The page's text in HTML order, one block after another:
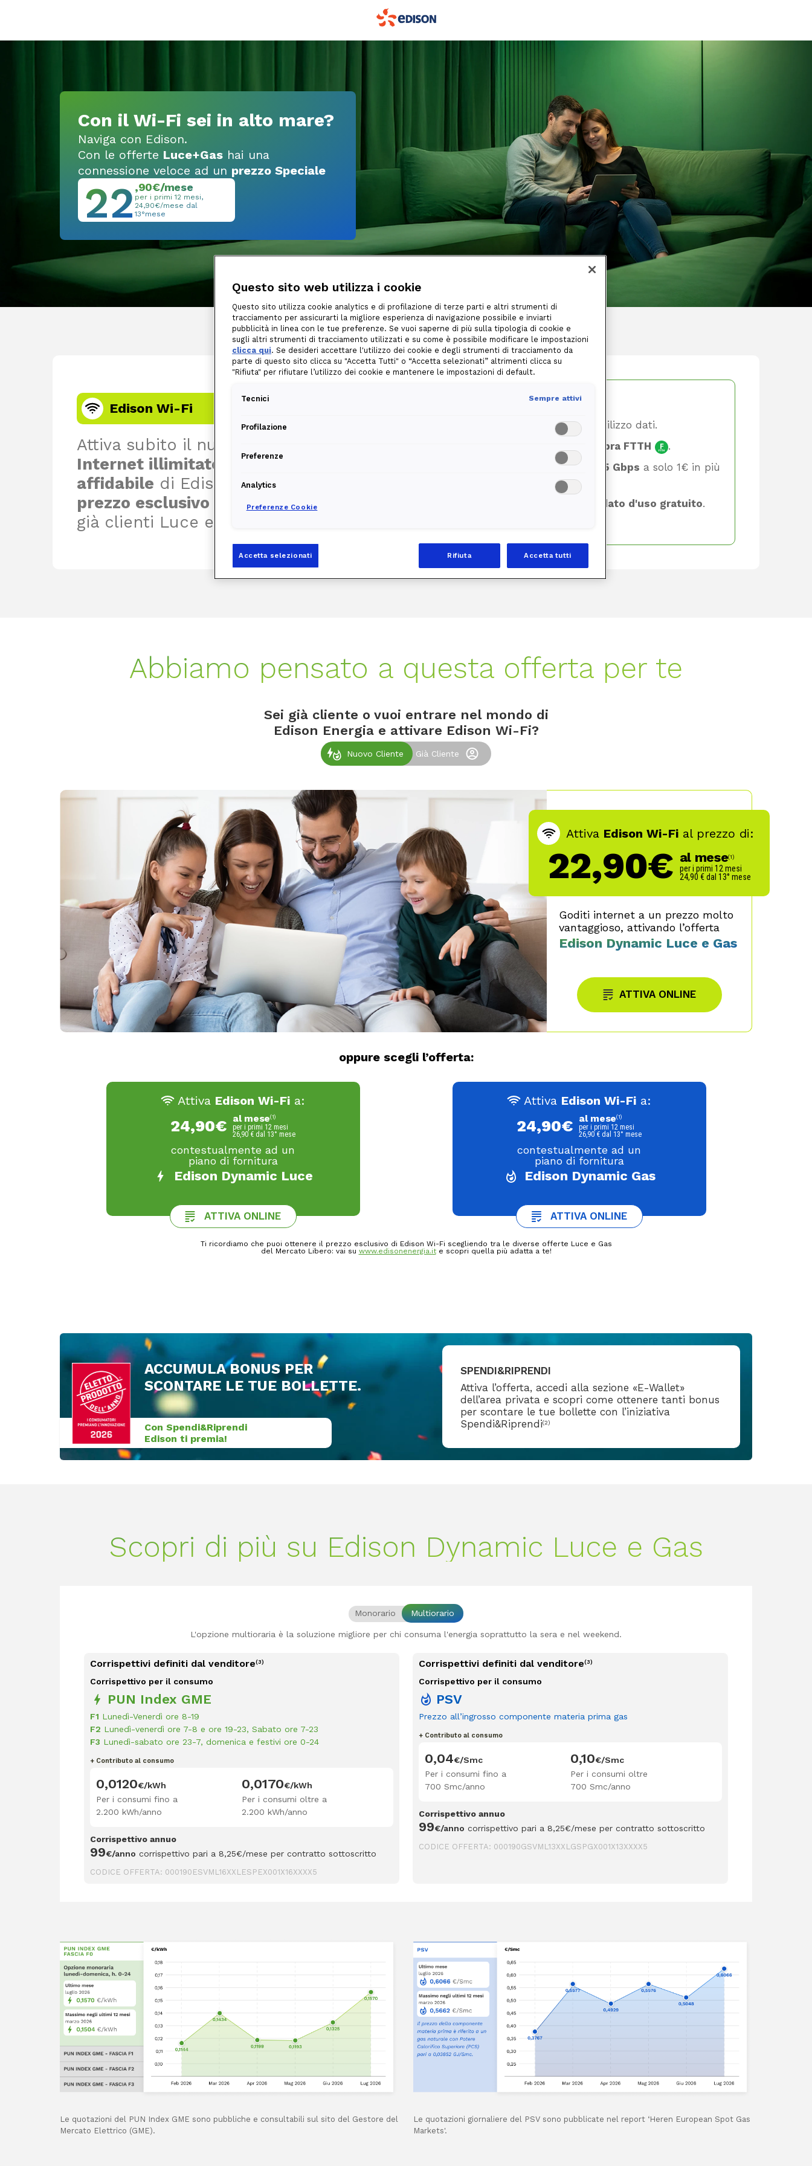
Con il Wi-Fi sei in alto mare?
Naviga con Edison.
Con le offerte Luce+Gas hai una
connessione veloce ad un prezzo Speciale
22 ,90€/mese
per i primi 12 mesi,
24,90€/mese dal
13°mese
Edison Wi-Fi
Attiva subito il nuovo
Internet illimitato
veloce e
affidabile di Edison, ad un
prezzo esclusivo per i nuovi e
già clienti Luce e Gas.
: nessun limite nell’utilizzo dati.
100% Fibra FTTH
.
Naviga alla massima velocità fino a 2,5 Gbps a solo 1€ in più
comodato d'uso gratuito.
Abbiamo pensato a questa offerta per te
Sei già cliente o vuoi entrare nel mondo di
Edison Energia e attivare Edison Wi-Fi?
Nuovo Cliente Già Cliente
Attiva Edison Wi-Fi al prezzo di:
22,90€ al mese(1)
per i primi 12 mesi
24,90 € dal 13° mese
Goditi internet a un prezzo molto
vantaggioso, attivando l’offerta
Edison Dynamic Luce e Gas
ATTIVA ONLINE
oppure scegli l’offerta:
Attiva Edison Wi-Fi a:
24,90€ al mese(1)
per i primi 12 mesi
26,90 € dal 13° mese
contestualmente ad un
piano di fornitura
Edison Dynamic Luce
ATTIVA ONLINE
Attiva Edison Wi-Fi a:
24,90€ al mese(1)
per i primi 12 mesi
26,90 € dal 13° mese
contestualmente ad un
piano di fornitura
Edison Dynamic Gas
ATTIVA ONLINE
Ti ricordiamo che puoi ottenere il prezzo esclusivo di Edison Wi-Fi scegliendo tra le diverse offerte Luce e Gas
del Mercato Libero: vai su www.edisonenergia.ite scopri quella più adatta a te!
ACCUMULA BONUS PER
SCONTARE LE TUE BOLLETTE.
Con Spendi&Riprendi
Edison ti premia!
SPENDI&RIPRENDI
Attiva l’offerta, accedi alla sezione «E-Wallet»
dell’area privata e scopri come ottenere tanti bonus
per scontare le tue bollette con l’iniziativa
Spendi&Riprendi(2)
Scopri di più su Edison Dynamic Luce e Gas
Monorario Multiorario
L'opzione multioraria è la soluzione migliore per chi consuma l'energia soprattutto la sera e nel weekend.
Corrispettivi definiti dal venditore(3)
Corrispettivo per il consumo
PUN Index GME
F1 Lunedì-Venerdì ore 8-19
F2 Lunedì-venerdì ore 7-8 e ore 19-23, Sabato ore 7-23
F3 Lunedì-sabato ore 23-7, domenica e festivi ore 0-24
+ Contributo al consumo
0,0120€/kWh
Per i consumi fino a
2.200 kWh/anno
0,0170€/kWh
Per i consumi oltre a
2.200 kWh/anno
Corrispettivo annuo
99€/anno corrispettivo pari a 8,25€/mese per contratto sottoscritto
CODICE OFFERTA: 000190ESVML16XXLESPEX001X16XXXX5
Corrispettivi definiti dal venditore(3)
Corrispettivo per il consumo
PSV
Prezzo all’ingrosso componente materia prima gas
+ Contributo al consumo
0,04€/Smc
Per i consumi fino a
700 Smc/anno
0,10€/Smc
Per i consumi oltre
700 Smc/anno
Corrispettivo annuo
99€/anno corrispettivo pari a 8,25€/mese per contratto sottoscritto
CODICE OFFERTA: 000190GSVML13XXLGSPGX001X13XXXX5
Le quotazioni del PUN Index GME sono pubbliche e consultabili sul sito del Gestore del
Mercato Elettrico (GME).
Le quotazioni giornaliere del PSV sono pubblicate nel report ‘Heren European Spot Gas
Markets'.
Questo sito web utilizza i cookie
Questo sito utilizza cookie analytics e di profilazione di terze parti e altri strumenti di
tracciamento per assicurarti la migliore esperienza di navigazione possibile e inviarti
pubblicità in linea con le tue preferenze. Se vuoi saperne di più sulla tipologia di cookie e
sugli altri strumenti di tracciamento utilizzati e su come è possibile modificare le impostazioni
clicca qui. Se desideri accettare l'utilizzo dei cookie e degli strumenti di tracciamento da
parte di questo sito clicca su "Accetta Tutti" o “Accetta selezionati” altrimenti clicca su
"Rifiuta" per rifiutare l’utilizzo dei cookie e mantenere le impostazioni di default.
Tecnici Sempre attivi
Profilazione
Preferenze
Analytics
Preferenze Cookie
Accetta selezionati Rifiuta Accetta tutti